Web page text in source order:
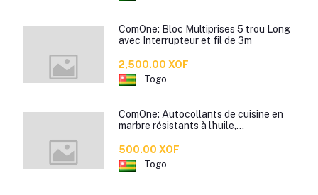
ComOne: Bloc Multiprises 5 trou Long
avec Interrupteur et fil de 3m
2,500.00 XOF
Togo
ComOne: Autocollants de cuisine en
marbre résistants à l'huile,
résistants aux hautes températures,
hotte de cuisine, poêle, auto-adhésifs
imperméables et résistants
500.00 XOF
Togo